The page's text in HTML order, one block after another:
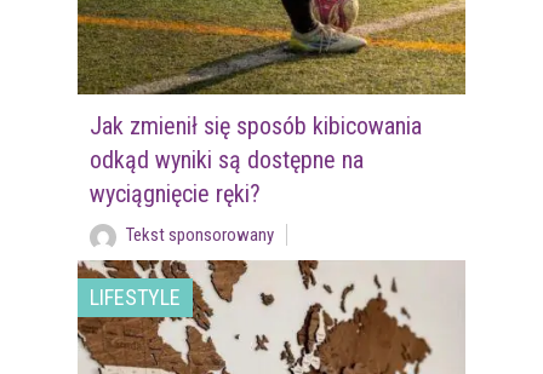
Jak zmienił się sposób kibicowania
odkąd wyniki są dostępne na
wyciągnięcie ręki?
Tekst sponsorowany
LIFESTYLE